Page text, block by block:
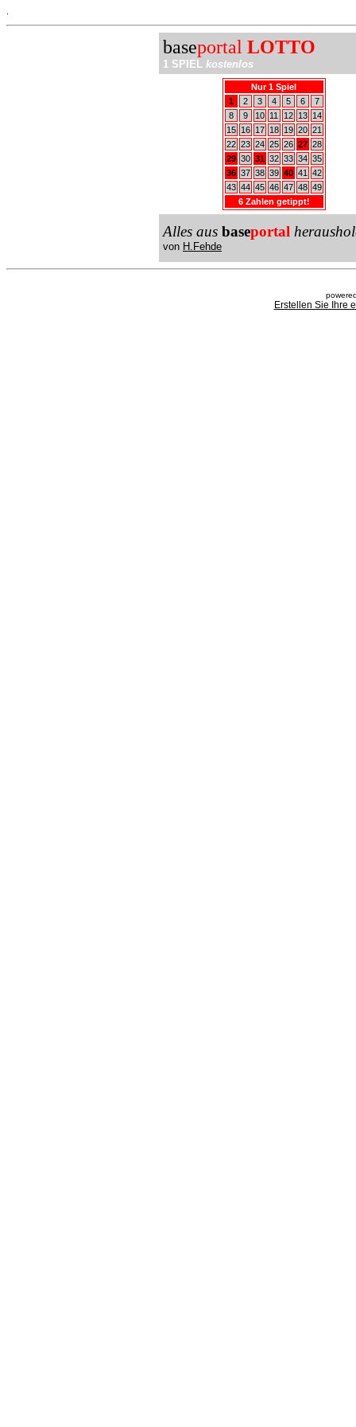
baseportal LOTTO
1 SPIEL kostenlos
Nur 1 Spiel
1
2 3 4 5 6
7
8
9 10 11 12 13
14
15
16 17 18 19 20 21
22 23 24 25 26 27 28
29 30 31 32 33 34 35
36 37 38 39 40 41
42
43 44 45 46 47 48 49
6 Zahlen getippt!
Alles aus baseportal
von H.Fehde
Erstellen Sie Ihre